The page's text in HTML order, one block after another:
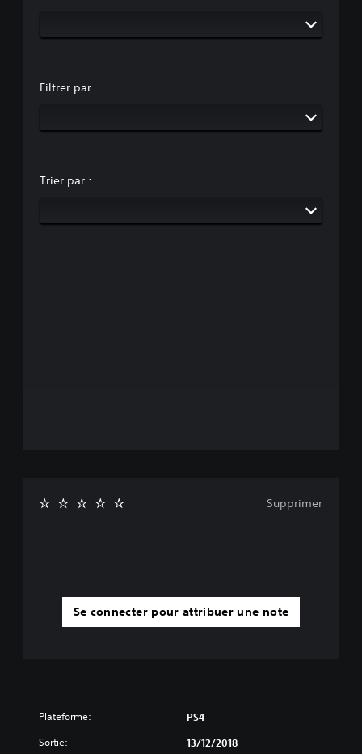
Filtrer par
Trier par :
Se connecter pour attribuer une note
Supprimer
Plateforme: PS4
Sortie: 13/12/2018